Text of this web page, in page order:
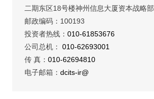
二期东区18号楼神州信息大厦资本战略部
邮政编码：100193
投资者热线： 010-61853676
公司总机： 010-62693001
传 真： 010-62694810
电子邮箱： dcits-ir@